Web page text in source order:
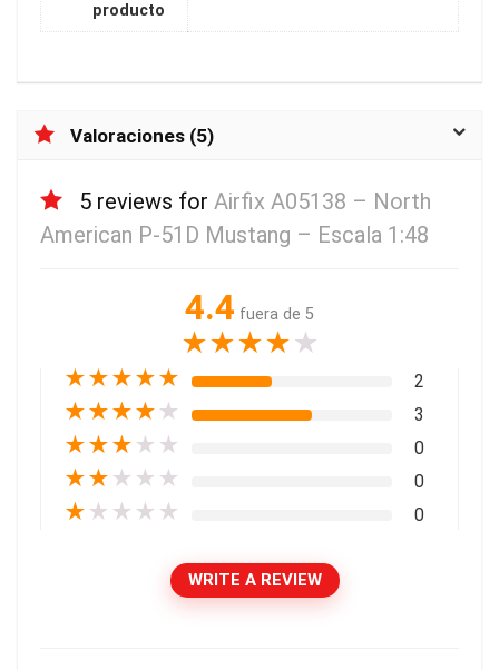
producto
Valoraciones (5)
5 reviews for Airfix A05138 – North
American P-51D Mustang – Escala 1:48
4.4 fuera de 5
★★★★★
★★★★★ 2
★★★★ ★ 3
★★★ ★ ★ 0
★★ ★ ★ ★ 0
★ ★ ★ ★ ★ 0
WRITE A REVIEW